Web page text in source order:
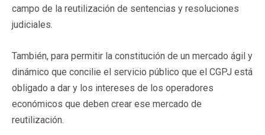
campo de la reutilización de sentencias y resoluciones
judiciales.
También, para permitir la constitución de un mercado ágil y
dinámico que concilie el servicio público que el CGPJ está
obligado a dar y los intereses de los operadores
económicos que deben crear ese mercado de
reutilización.